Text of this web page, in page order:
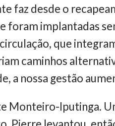
faz desde o
foram implantadas
que
caminhos
a nossa gestão
Monteiro-Iputinga.